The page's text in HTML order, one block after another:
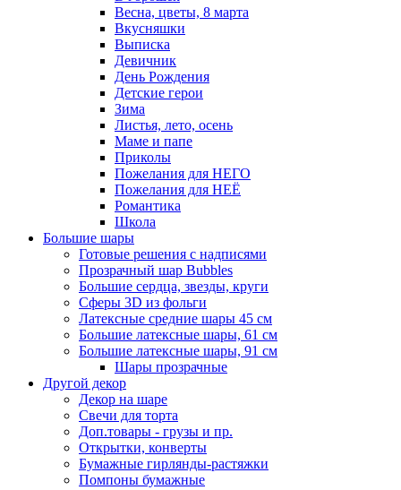
Весна, цветы, 8 марта
Вкусняшки
Выписка
Девичник
День Рождения
Детские герои
Зима
Листья, лето, осень
Маме и папе
Приколы
Пожелания для НЕГО
Пожелания для НЕЁ
Романтика
Школа
Большие шары
Готовые решения с надписями
Прозрачный шар Bubbles
Большие сердца, звезды, круги
Сферы 3D из фольги
Латексные средние шары 45 см
Большие латексные шары, 61 см
Большие латексные шары, 91 см
Шары прозрачные
Другой декор
Декор на шаре
Свечи для торта
Доп.товары - грузы и пр.
Открытки, конверты
Бумажные гирлянды-растяжки
Помпоны бумажные